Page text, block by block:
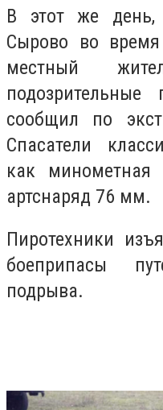
В этот же день,
Сырово во
местный
сообщил по
Спасатели
как
артснаряд 76 мм.
Пиротехники
боеприпасы
подрыва.